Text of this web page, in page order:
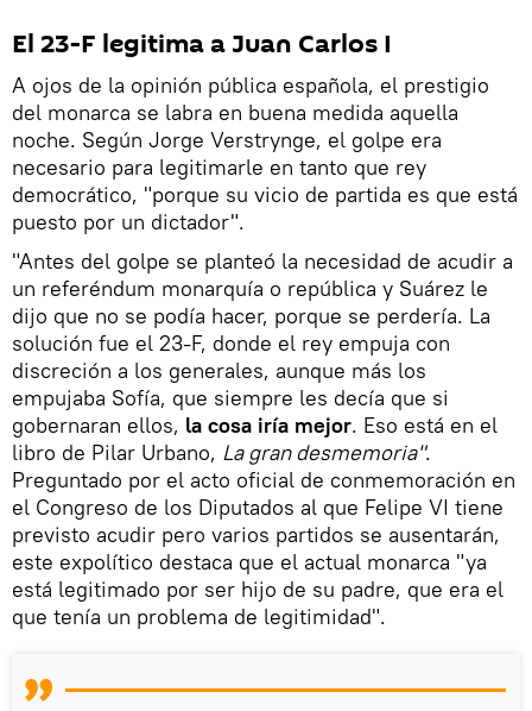
El 23-F legitima a Juan Carlos I
A ojos de la opinión pública española, el prestigio
del monarca se labra en buena medida aquella
noche. Según Jorge Verstrynge, el golpe era
necesario para legitimarle en tanto que rey
democrático, "porque su vicio de partida es que está
puesto por un dictador".
"Antes del golpe se planteó la necesidad de acudir a
un referéndum monarquía o república y Suárez le
dijo que no se podía hacer, porque se perdería. La
solución fue el 23-F, donde el rey empuja con
discreción a los generales, aunque más los
empujaba Sofía, que siempre les decía que si
gobernaran ellos, la cosa iría mejor. Eso está en el
libro de Pilar Urbano, La gran desmemoria".
Preguntado por el acto oficial de conmemoración en
el Congreso de los Diputados al que Felipe VI tiene
previsto acudir pero varios partidos se ausentarán,
este expolítico destaca que el actual monarca "ya
está legitimado por ser hijo de su padre, que era el
que tenía un problema de legitimidad".